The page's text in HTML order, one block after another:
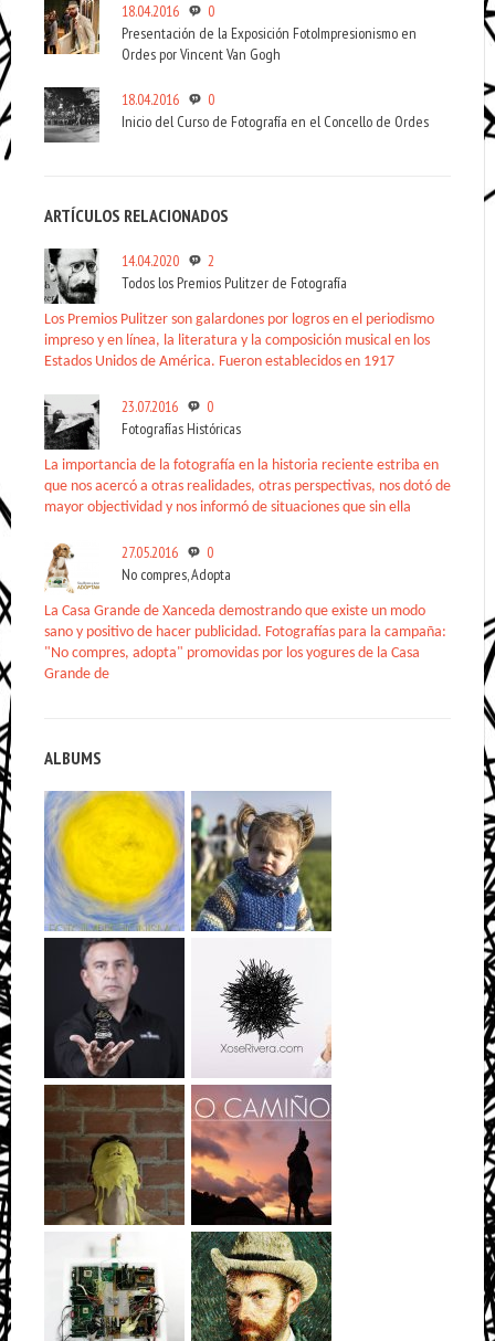
18.04.2016
0
Presentación de la Exposición FotoImpresionismo en
Ordes por Vincent Van Gogh
18.04.2016
0
Inicio del Curso de Fotografía en el Concello de Ordes
ARTÍCULOS RELACIONADOS
14.04.2020
2
Todos los Premios Pulitzer de Fotografía
Los Premios Pulitzer son galardones por logros en el periodismo
impreso y en línea, la literatura y la composición musical en los
Estados Unidos de América. Fueron establecidos en 1917
23.07.2016
0
Fotografías Históricas
La importancia de la fotografía en la historia reciente estriba en
que nos acercó a otras realidades, otras perspectivas, nos dotó de
mayor objectividad y nos informó de situaciones que sin ella
27.05.2016
0
No compres, Adopta
La Casa Grande de Xanceda demostrando que existe un modo
sano y positivo de hacer publicidad. Fotografías para la campaña:
"No compres, adopta" promovidas por los yogures de la Casa
Grande de
ALBUMS